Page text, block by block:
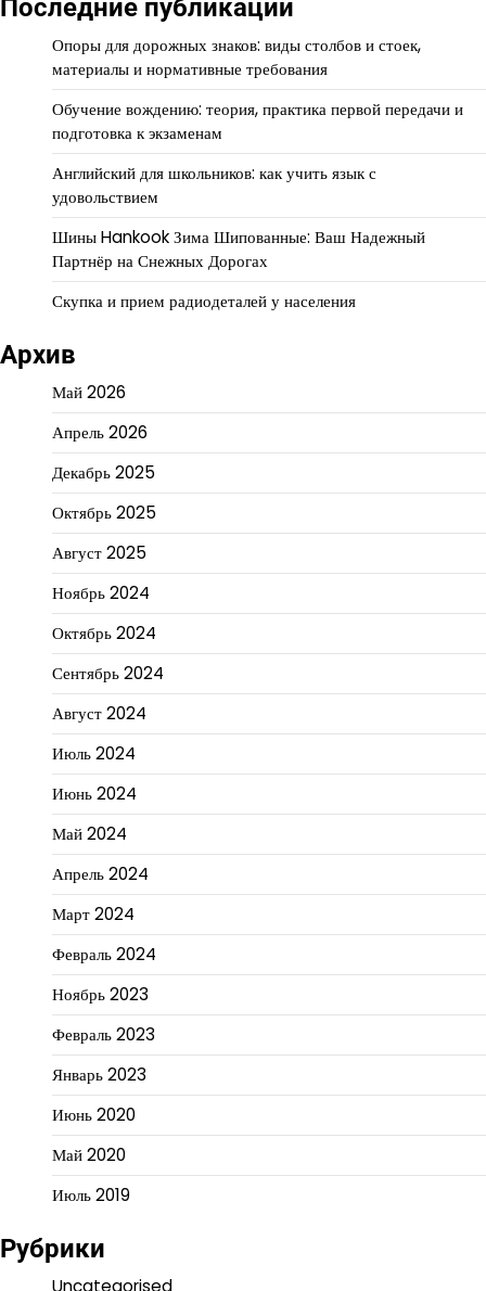
Последние публикации
Опоры для дорожных знаков: виды столбов и стоек,
материалы и нормативные требования
Обучение вождению: теория, практика первой передачи и
подготовка к экзаменам
Английский для школьников: как учить язык с
удовольствием
Шины Hankook Зима Шипованные: Ваш Надежный
Партнёр на Снежных Дорогах
Скупка и прием радиодеталей у населения
Архив
Май 2026
Апрель 2026
Декабрь 2025
Октябрь 2025
Август 2025
Ноябрь 2024
Октябрь 2024
Сентябрь 2024
Август 2024
Июль 2024
Июнь 2024
Май 2024
Апрель 2024
Март 2024
Февраль 2024
Ноябрь 2023
Февраль 2023
Январь 2023
Июнь 2020
Май 2020
Июль 2019
Рубрики